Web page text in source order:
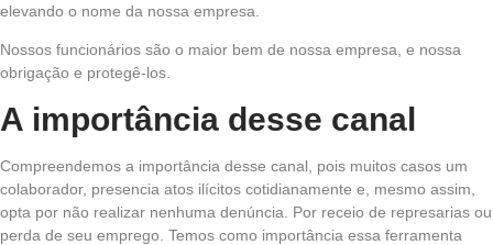
elevando o nome da nossa empresa.
Nossos funcionários são o maior bem de nossa empresa, e nossa
obrigação e protegê-los.
A importância desse canal
Compreendemos a importância desse canal, pois muitos casos um
colaborador, presencia atos ilícitos cotidianamente e, mesmo assim,
opta por não realizar nenhuma denúncia. Por receio de represarias ou
perda de seu emprego. Temos como importância essa ferramenta